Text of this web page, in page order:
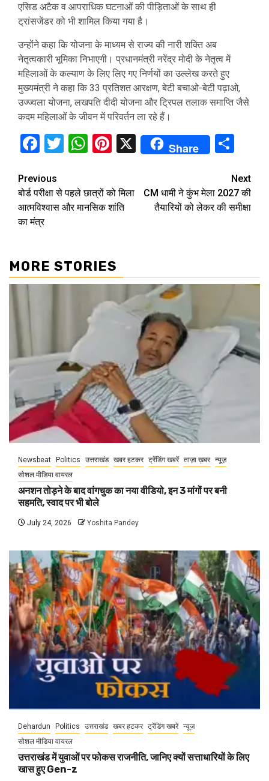
एसिड अटैक व आपराधिक घटनाओं की पीड़िताओं के साथ ही
ट्रांसजेंडर को भी शामिल किया गया है।
उन्होंने कहा कि योजना के माध्यम से राज्य की नारी शक्ति अब
नेतृत्वकारी भूमिका निभाएगी। प्रधानमंत्री नरेंद्र मोदी के नेतृत्व में
महिलाओं के कल्याण के लिए लिए गए निर्णयों का उल्लेख करते हुए
मुख्यमंत्री ने कहा कि 33 प्रतिशत आरक्षण, बेटी बचाओ-बेटी पढ़ाओ,
उज्ज्वला योजना, लखपति दीदी योजना और ट्रिपल तलाक समाप्ति जैसे
कदम महिलाओं के जीवन में परिवर्तन ला रहे हैं।
Facebook
Twitter
WhatsApp
Pinterest
X Share
Continue
Reading
Previous
बोर्ड परीक्षा से पहले छात्रों को मिला
आत्मविश्वास और मानसिक शांति
का मंत्र
Next
CM धामी ने कुंभ मेला 2027 की
तैयारियों को लेकर की समीक्षा
MORE STORIES
Newsbeat Politics उत्तराखंड खबर हटकर ट्रेंडिंग खबरें ताज़ा ख़बर न्यूज़
सोशल मीडिया वायरल
अनशन तोड़ने के बाद वांगचुक का नया वीडियो, इन 3 मांगों पर बनी
सहमति, स्वाद पर भी बोले
July 24, 2026 Yoshita Pandey
Dehardun Politics उत्तराखंड खबर हटकर ट्रेंडिंग खबरें न्यूज़
सोशल मीडिया वायरल
उत्तराखंड में युवाओं पर फोकस राजनीति, जानिए क्यों सत्ताधारियों के लिए
खास हुए Gen-z